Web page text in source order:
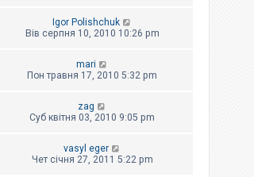
Igor Polishchuk
Вів серпня 10, 2010 10:26 pm
mari
Пон травня 17, 2010 5:32 pm
zag
Суб квітня 03, 2010 9:05 pm
vasyl eger
Чет січня 27, 2011 5:22 pm